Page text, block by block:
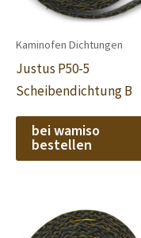
Kaminofen Dichtungen
Justus P50-5
Scheibendichtung B
bei wamiso
bestellen